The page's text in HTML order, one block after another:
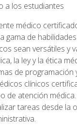
a los estudiantes
médico
gama de
sean versátiles y
la ley y la ética
de programación
clínicos
de atención
tareas desde la